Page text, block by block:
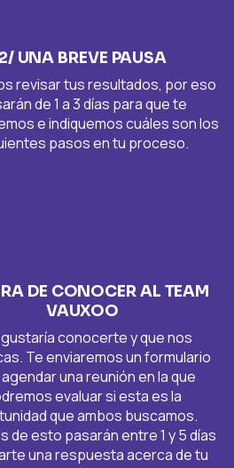
2/ UNA BREVE PAUSA
revisar tus resultados, por eso
de 1 a 3 días para que te
e indiquemos cuáles son los
pasos en tu proceso.
DE CONOCER AL TEAM
VAUXOO
conocerte y que nos
Te enviaremos un formulario
una reunión en la que
evaluar si esta es la
que ambos buscamos.
de esto pasarán entre 1 y 5 días
una respuesta acerca de tu